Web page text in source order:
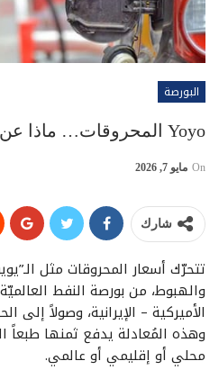
البورصة
Yoyo المحروقات… ماذا عن الأرقام والتوقّعات؟
On مايو 7, 2026
شارك
تتحرّك أسعار المحروقات مثل
والهبوط، من بورصة النفط
الأميركية – الإيرانية، وصولاً إلى
وهذه المُعادلة يدفع ثمنها
محلي أو إقليمي أو عالمي.